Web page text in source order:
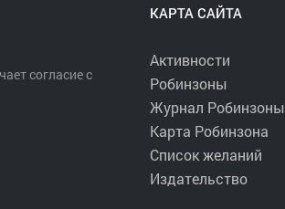
согласие с
КАРТА САЙТА
Активности
Робинзоны
Журнал Робинзоны
Карта Робинзона
Список желаний
Издательство